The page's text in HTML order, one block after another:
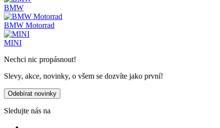
BMW
BMW Motorrad
MINI
Nechci nic propásnout!
Slevy, akce, novinky, o všem se dozvíte jako první!
Odebírat novinky
Sledujte nás na